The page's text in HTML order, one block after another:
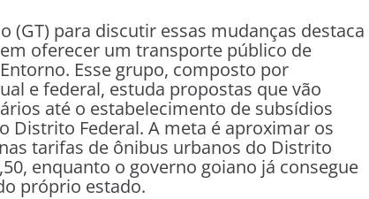
(GT) para discutir essas mudanças destaca
oferecer um transporte público de
Esse grupo, composto por
e federal, estuda propostas que vão
até o estabelecimento de subsídios
Distrito Federal. A meta é aproximar os
tarifas de ônibus urbanos do Distrito
enquanto o governo goiano já consegue
próprio estado.